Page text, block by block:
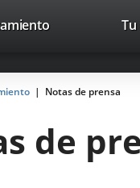
Notas de prensa
de